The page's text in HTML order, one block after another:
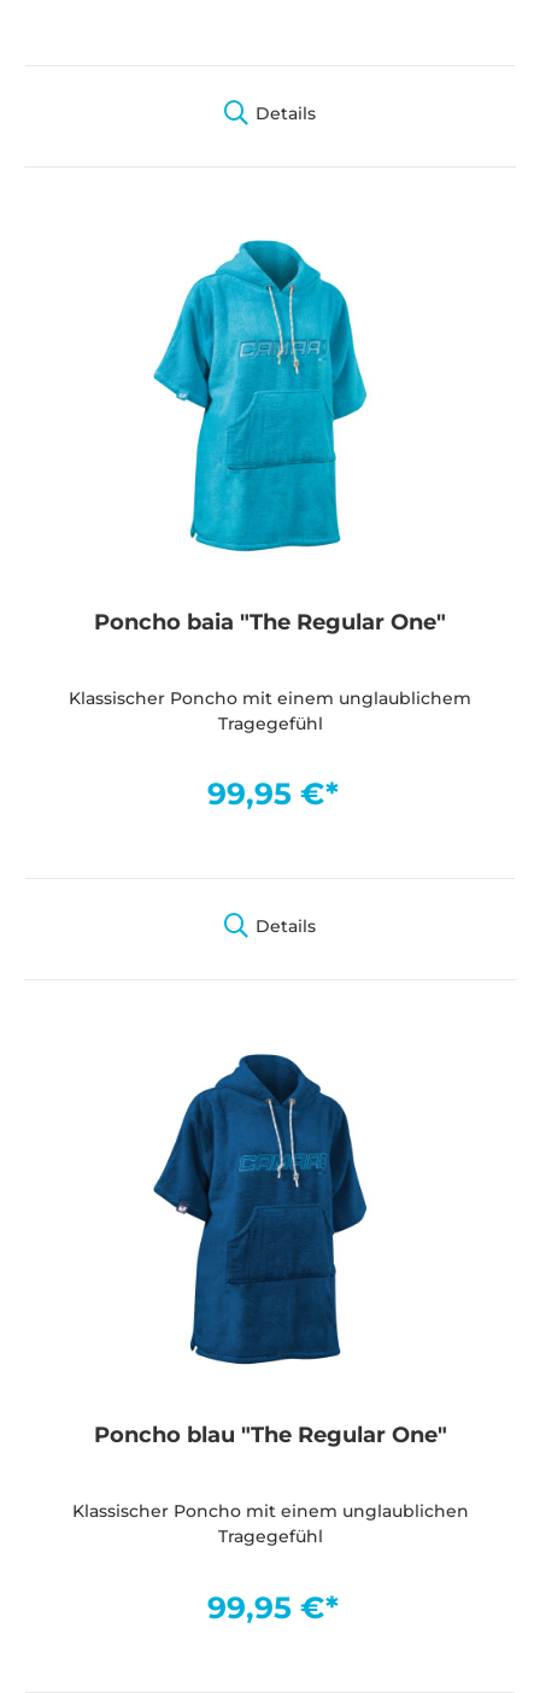
Details
Poncho baia "The Regular One"
Klassischer Poncho mit einem unglaublichem
Tragegefühl
99,95 €*
Details
Poncho blau "The Regular One"
Klassischer Poncho mit einem unglaublichen
Tragegefühl
99,95 €*